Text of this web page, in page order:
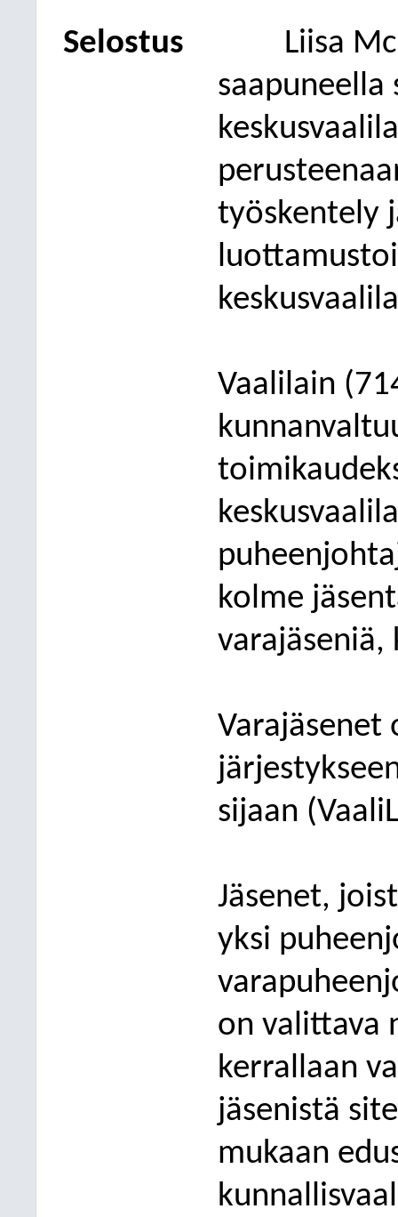
Selostus Liisa
työskentely
Vaalilain
kolme
Varajäsenet
sijaan (VaaliL
Jäsenet,
yksi
on valittava
kerrallaan
jäsenistä
mukaan